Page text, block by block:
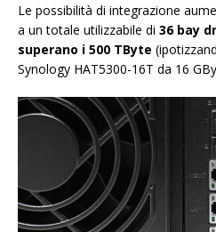
Le possibilità di integrazione
a un totale utilizzabile di 36 bay
superano i 500 TByte
Synology HAT5300-16T da 16